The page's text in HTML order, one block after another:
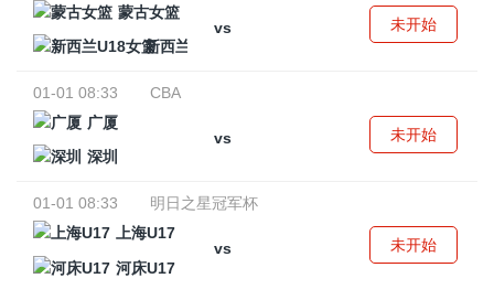
蒙古女篮
vs
新西兰U18女篮
未开始
01-01 08:33
CBA
广厦
vs
深圳
未开始
01-01 08:33
明日之星冠军杯
上海U17
vs
河床U17
未开始